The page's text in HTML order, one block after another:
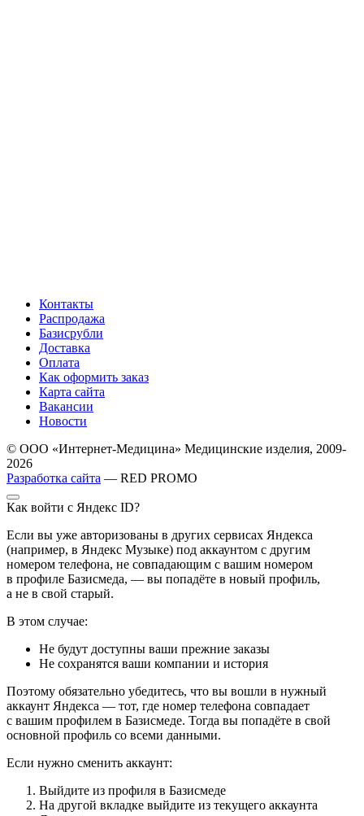
Контакты
Распродажа
Базисрубли
Доставка
Оплата
Как оформить заказ
Карта сайта
Вакансии
Новости
© ООО «Интернет-Медицина» Медицинские изделия, 2009-
2026
Разработка сайта — RED PROMO
Как войти с Яндекс ID?
Если вы уже авторизованы в других сервисах Яндекса
(например, в Яндекс Музыке) под аккаунтом с другим
номером телефона, не совпадающим с вашим номером
в профиле Базисмеда, — вы попадёте в новый профиль,
а не в свой старый.
В этом случае:
Не будут доступны ваши прежние заказы
Не сохранятся ваши компании и история
Поэтому обязательно убедитесь, что вы вошли в нужный
аккаунт Яндекса — тот, где номер телефона совпадает
с вашим профилем в Базисмеде. Тогда вы попадёте в свой
основной профиль со всеми данными.
Если нужно сменить аккаунт:
Выйдите из профиля в Базисмеде
На другой вкладке выйдите из текущего аккаунта